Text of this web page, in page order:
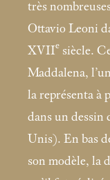
très
Ottavio Leoni
XVIIe siècle.
Maddalena,
la représenta à
dans un dessin
Unis). En bas
son modèle, la